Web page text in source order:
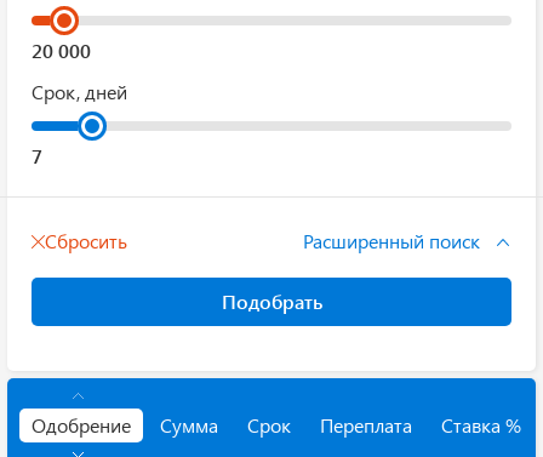
Срок, дней
Сбросить Расширенный поиск
Подобрать
Одобрение Сумма Срок Переплата Ставка %